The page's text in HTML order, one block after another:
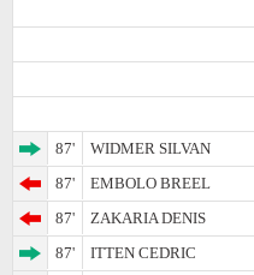
87'
WIDMER SILVAN
87'
EMBOLO BREEL
87'
ZAKARIA DENIS
87'
ITTEN CEDRIC